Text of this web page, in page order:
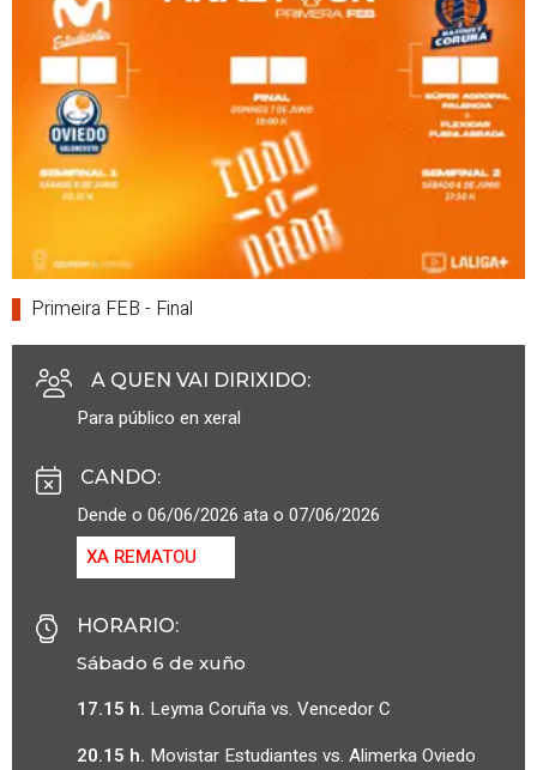
Primeira FEB - Final
A QUEN VAI DIRIXIDO:
Para público en xeral
CANDO:
Dende o 06/06/2026 ata o 07/06/2026
XA REMATOU
HORARIO:
Sábado 6 de xuño
17.15 h. Leyma Coruña vs. Vencedor C
20.15 h. Movistar Estudiantes vs. Alimerka Oviedo